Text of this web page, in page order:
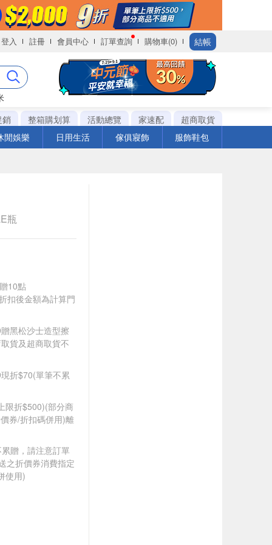
登入 註冊 會員中心 訂單查詢 購物車(0) 結帳
銷
整箱購划算 活動總覽 家速配
超商取貨
閒娛樂
日用生活 傢俱寢飾 服飾鞋包
瓶
10點
扣後金額為計算門
黑松沙士造型擦
貨及超商取貨不
折$70(單筆不累
限折$500)(部分商
券/折扣碼併用)離
贈，請注意訂單
之折價券消費指定
使用)